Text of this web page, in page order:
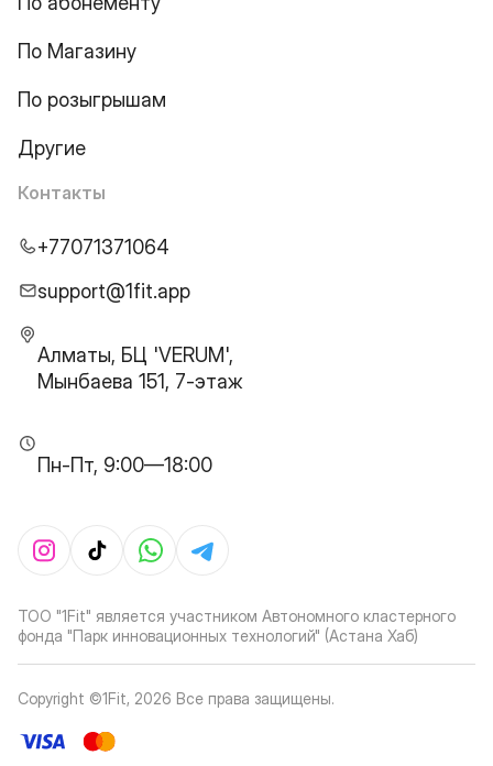
По Магазину
По розыгрышам
Другие
Контакты
+77071371064
support@1fit.app
Алматы, БЦ 'VERUM',
Мынбаева 151, 7-этаж
Пн-Пт, 9:00—18:00
ТОО "1Fit" является участником Автономного кластерного
фонда "Парк инновационных технологий" (Астана Хаб)
Copyright ©1Fit, 2026 Все права защищены.